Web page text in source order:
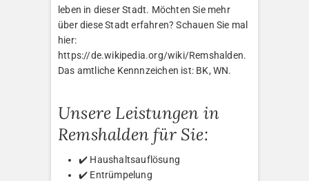
leben in dieser Stadt. Möchten Sie mehr
über diese Stadt erfahren? Schauen Sie mal
hier:
https://de.wikipedia.org/wiki/Remshalden.
Das amtliche Kennnzeichen ist: BK, WN.
Unsere Leistungen in
Remshalden für Sie:
✔️ Haushaltsauflösung
✔️ Entrümpelung